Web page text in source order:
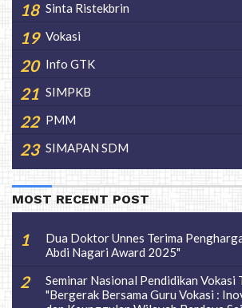
Sinta Ristekbrin
Vokasi
Info GTK
SIMPKB
PMM
SIMAPAN SDM
MOST RECENT POST
Dua Doktor Unnes Terima
Abdi Nagari Award 2025"
Seminar Nasional Pendidikan Vokasi
"Bergerak Bersama Guru Vokasi :